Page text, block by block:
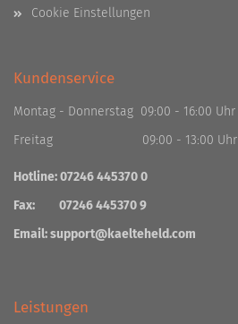
Cookie Einstellungen
Kundenservice
Montag - Donnerstag 09:00 - 16:00 Uhr
Freitag 09:00 - 13:00 Uhr
Hotline: 07246 445370 0
Fax: 07246 445370 9
Email:support@kaelteheld.com
Leistungen